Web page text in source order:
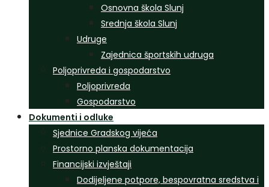
Osnovna škola Slunj
Srednja škola Slunj
Udruge
Zajednica športskih udruga
Poljoprivreda i gospodarstvo
Poljoprivreda
Gospodarstvo
Dokumenti i odluke
Sjednice Gradskog vijeća
Prostorno planska dokumentacija
Financijski izvještaji
Dodijeljene potpore, bespovratna sredstva i